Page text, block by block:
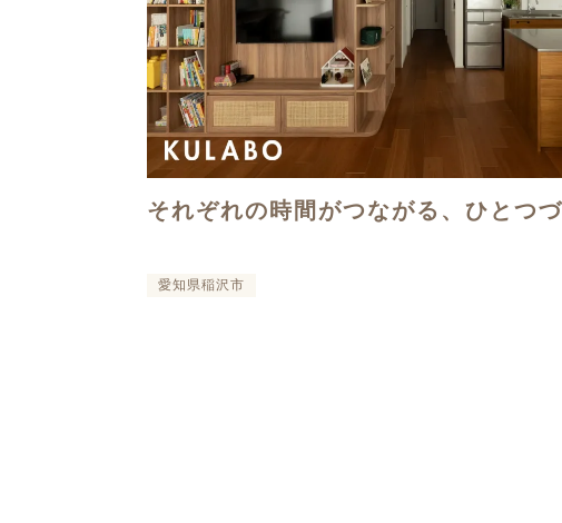
それぞれの時間がつながる、ひとつ
愛知県稲沢市